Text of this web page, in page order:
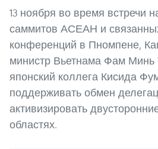
13 ноября во время встречи
саммитов АСЕАН и
конференций в Пномпене,
министр Вьетнама Фам Минь
японский коллега Кисида
поддерживать обмен
активизировать
областях.